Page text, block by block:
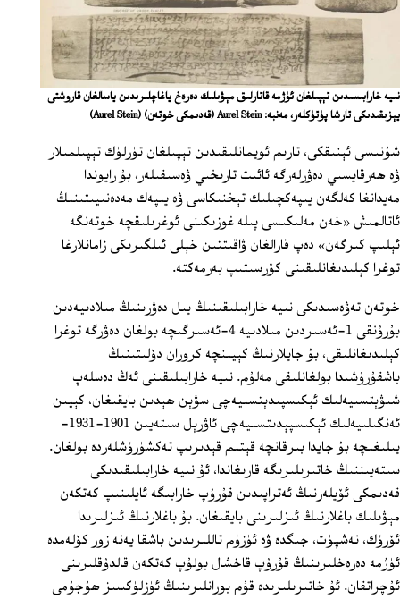
نىيە خارابىسىدىن تېپىلغان ئۈژمە قاتارلىق مېۋىلىك دەرەخ ياغاچلىرىدىن ياسالغان قاروشتى
يېزىقىدىكى تارشا پۈتۈكلەر، مەنبە: Aurel Stein (قەدىمكى خوتەن)
(Aurel Stein)
شۇنىسى ئېنىقكى، تارىم ئويمانلىقىدىن تېپىلغان تۈرلۈك تېپىلمىلار
ۋە ھەرقايسىي دەۋرلەرگە ئائىت تارىخىي ۋەسىقىلەر، بۇ رايوندا
مەيدانغا كەلگەن يىپەكچىلىك تېخنىكاسى ۋە يىپەك مەدەنىيىتىنىڭ
ئاتالمىش «خەن مەلىكىسى پىلە غوزىكىنى ئوغرىلىقچە خوتەنگە
ئېلىپ كىرگەن» دەپ قارالغان ۋاقىتتىن خېلى ئىلگىرىكى زامانلارغا
توغرا كېلىدىغانلىقىنى كۆرسىتىپ بەرمەكتە.
خوتەن تەۋەسىدىكى نىيە خارابىلىقىنىڭ يىل دەۋرىنىڭ مىلادىيەدىن
بۇرۇنقى 1-ئەسىردىن مىلادىيە 4-ئەسىرگىچە بولغان دەۋرگە توغرا
كېلىدىغانلىقى، بۇ جايلارنىڭ كېيىنچە كروران دۆلىتىنىڭ
باشقۇرۇشىدا بولغانلىقى مەلۇم. نىيە خارابىلىقىنى ئەڭ دەسلەپ
شىۋېتسىيەلىك ئېكىسپىدېتسىيەچى سۋېن ھېدىن بايقىغان، كېيىن
ئەنگىلىيەلىك ئېكىسپېدىتسىيەچى ئاۋرېل سىتەيىن 1901-1931-
يىلىغىچە بۇ جايدا بىرقانچە قېتىم قېدىرىپ تەكشۈرۈشلەردە بولغان.
سىتەيىننىڭ خاتىرىلىرىگە قارىغاندا، ئۇ نىيە خارابىلىقىدىكى
قەدىمكى ئۆيلەرنىڭ ئەتراپىدىن قۇرۇپ خارابىگە ئايلىنىپ كەتكەن
مېۋىلىك باغلارنىڭ ئىزلىرىنى بايقىغان. بۇ باغلارنىڭ ئىزلىرىدا
ئۆرۈك، نەشپۈت، جىگدە ۋە ئۈزۈم تاللىرىدىن باشقا يەنە زور كۆلەمدە
ئۈژمە دەرەخلىرىنىڭ قۇرۇپ قاخشال بولۇپ كەتكەن قالدۇقلىرىنى
ئۇچراتقان. ئۇ خاتىرىلىرىدە قۇم بورانلىرىنىڭ ئۈزلۈكسىز ھۇجۇمى